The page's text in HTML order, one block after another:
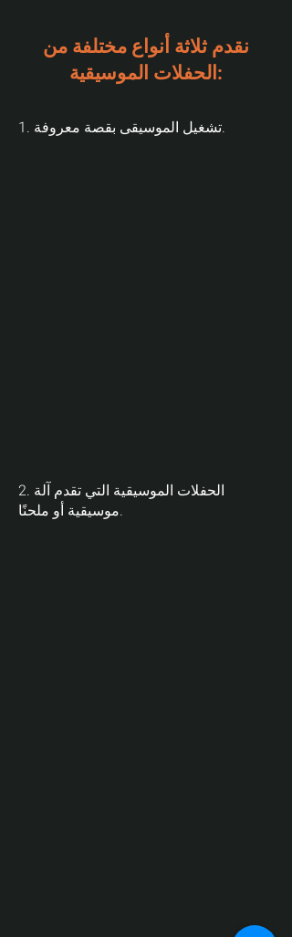
نقدم ثلاثة أنواع مختلفة من
الحفلات الموسيقية:
1. تشغيل الموسيقى بقصة معروفة.
2. الحفلات الموسيقية التي تقدم آلة
موسيقية أو ملحنًا.